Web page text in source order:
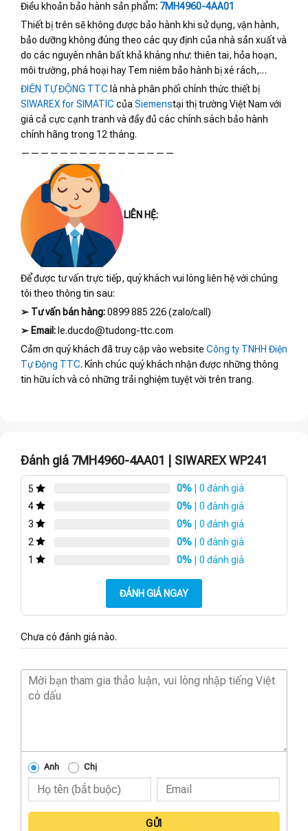
Điều khoản bảo hành sản phẩm: 7MH4960-4AA01
Thiết bị trên sẽ không được bảo hành khi sử dụng, vận hành,
bảo dưỡng không đúng theo các quy định của nhà sản xuất và
do các nguyên nhân bất khả kháng như: thiên tai, hỏa hoạn,
môi trường, phá hoại hay Tem niêm bảo hành bị xé rách,…
ĐIỆN TỰ ĐỘNG TTC là nhà phân phối chính thức thiết bị
SIWAREX for SIMATIC của Siemenstại thị trường Việt Nam với
giá cả cực cạnh tranh và đầy đủ các chính sách bảo hành
chính hãng trong 12 tháng.
————————————————
LIÊN HỆ:
Để được tư vấn trực tiếp, quý khách vui lòng liên hệ với chúng
tôi theo thông tin sau:
➢ Tư vấn bán hàng:0899 885 226 (zalo/call)
➢ Email: le.ducdo@tudong-ttc.com
Cảm ơn quý khách đã truy cập vào website Công ty TNHH Điện
Tự Động TTC. Kính chúc quý khách nhận được những thông
tin hữu ích và có những trải nghiệm tuyệt vời trên trang.
Đánh giá 7MH4960-4AA01 | SIWAREX WP241
5 0% | 0 đánh giá
4
0% | 0 đánh giá
3
0% | 0 đánh giá
2
0% | 0 đánh giá
1
0% | 0 đánh giá
ĐÁNH GIÁ NGAY
Chưa có đánh giá nào.
Anh Chị
GỬI